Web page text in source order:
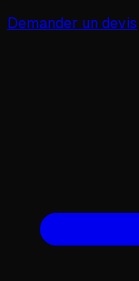
Demander un devis